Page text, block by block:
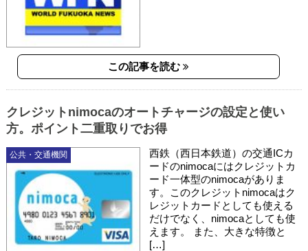
この記事を読む
公共・交通機関
クレジットnimocaのオートチャージの設定と使い
方。ポイント二重取りでお得
西鉄（西日本鉄道）の交通ICカ
ードのnimocaにはクレジットカ
ード一体型のnimocaがありま
す。このクレジットnimocaはク
レジットカードとしても使える
だけでなく、nimocaとしても使
えます。 また、大きな特徴と
[…]